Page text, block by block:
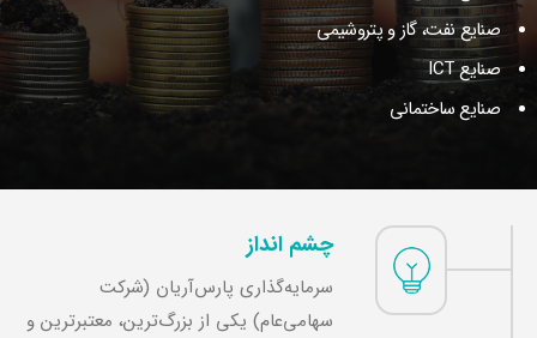
صنایع نفت، گاز و پتروشیمی
صنایع ICT
صنایع ساختمانی
چشم انداز
سرمایه‌گذاری پارس‌آریان (شرکت
سهامی‌عام) یکی از بزرگ‌ترین، معتبرترین و